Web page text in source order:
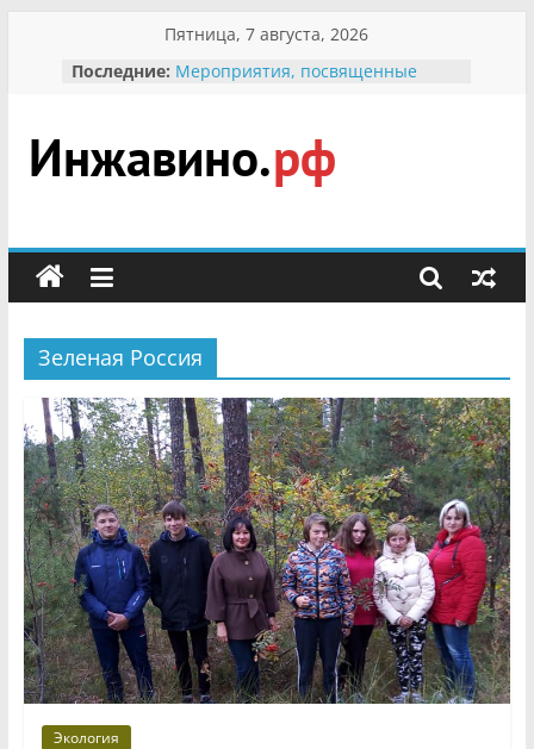
содержимому
Пятница, 7 августа, 2026
Последние: Мероприятия, посвященные
гражданин Инжавинского округа»
участнице Великой
Отечественной, фронтовичке
Безопасность в сети Интернет
мероприятии «Сохраним
первоцветы!»
В вольере Воронинского
заповедника родились крапчатые
суслики
Инжавино.рф
сельский
портал
Зеленая Россия
Экология